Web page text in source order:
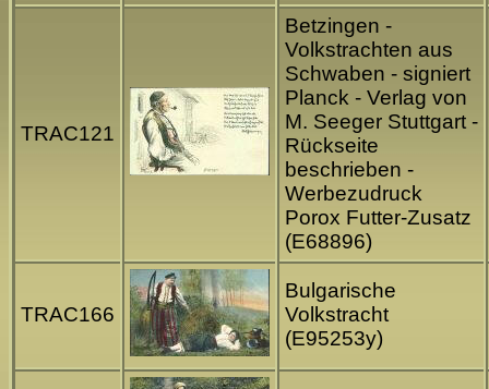
TRAC121
Betzingen -
Volkstrachten aus
Schwaben - signiert
Planck - Verlag von
M. Seeger Stuttgart -
Rückseite
beschrieben -
Werbezudruck
Porox Futter-Zusatz
(E68896)
TRAC166
Bulgarische
Volkstracht
(E95253y)